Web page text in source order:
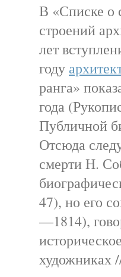
В «Списке о
строений
лет
году
ранга»
года
Публичной
Отсюда
смерти Н.
47), но его
—1814),
художниках